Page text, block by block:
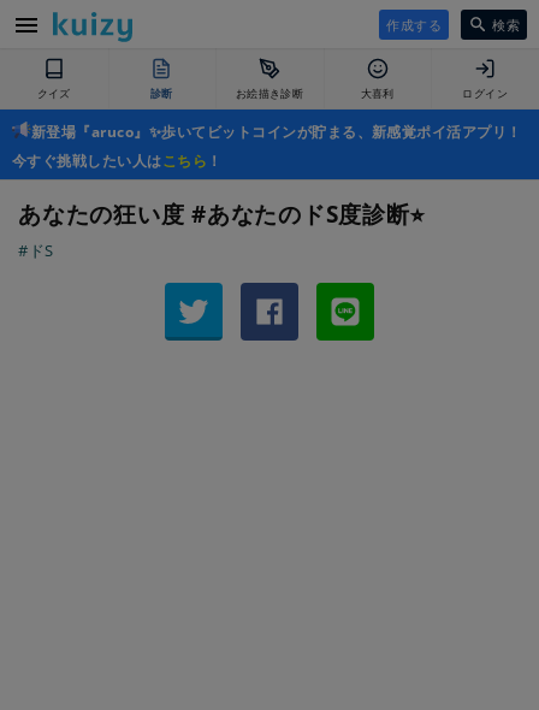
作成する 検索
クイズ 診断 お絵描き診断 大喜利 ログイン
新登場『aruco』✨歩いてビットコインが貯まる、新感覚ポイ活アプリ！
今すぐ挑戦したい人はこちら ！
あなたの狂い度 #あなたのドS度診断⭐︎
#ドS